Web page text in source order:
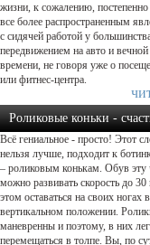
жизни, к сожалению, постепенно
все более распространенным
с сидячей работой у
передвижением на авто и вечной
времени, не говоря уже о
или фитнес-центра.
Роликовые коньки -
колёсах....
Всё гениальное - просто! Этот
нельзя лучше, подходит к
– роликовым конькам. Обув эту
можно развивать скорость до
этом оставаться на своих ногах
вертикальном положении.
маневренны и поэтому, в них
перемещаться в толпе. Вы, по